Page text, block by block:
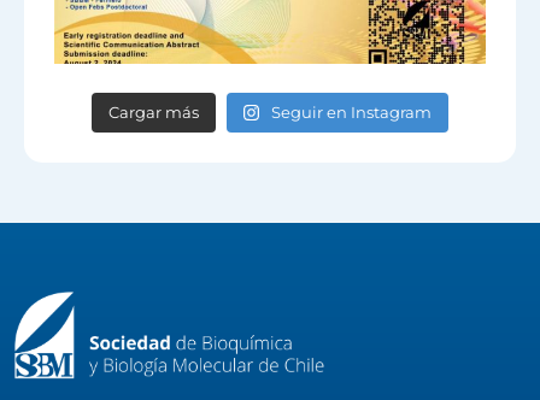
Cargar más Seguir en Instagram